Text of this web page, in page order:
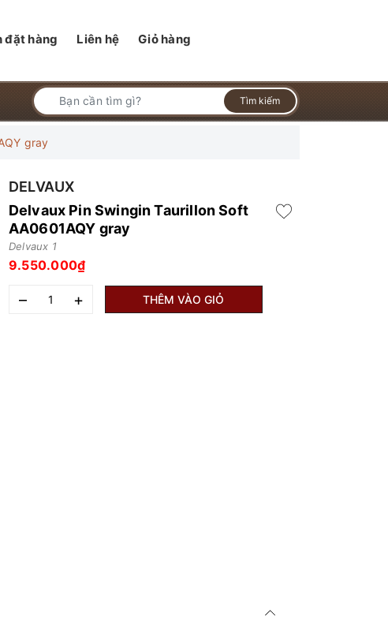
đặt hàng Liên hệ Giỏ hàng
Tìm kiếm
gray
DELVAUX
Delvaux Pin Swingin Taurillon Soft
AA0601AQY gray
Delvaux 1
9.550.000₫
– + THÊM VÀO GIỎ